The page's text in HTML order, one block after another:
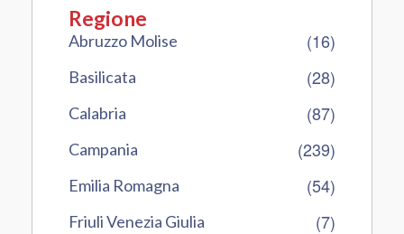
Regione
Abruzzo Molise (16)
Basilicata (28)
Calabria (87)
Campania (239)
Emilia Romagna (54)
Friuli Venezia Giulia (7)